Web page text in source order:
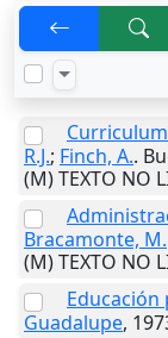
R.J.; Finch, A..
(M) TEXTO NO
Bracamonte, M.
(M) TEXTO NO
Educación
Guadalupe,